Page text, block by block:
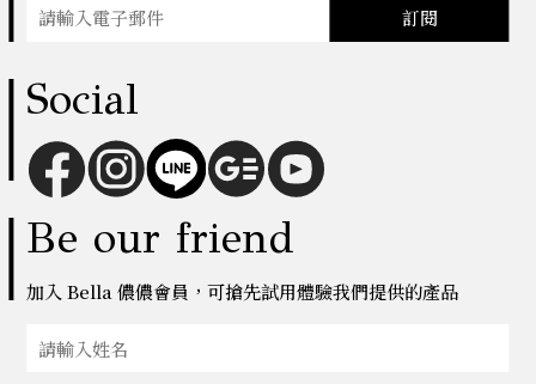
訂閱
Social
Be our friend
加入 Bella 儂儂會員，可搶先試用體驗我們提供的產品